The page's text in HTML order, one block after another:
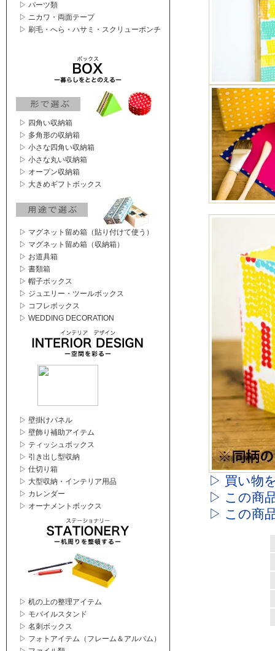
▷ パーツ類
▷ ニカワ・両面テープ
▷ 刷毛・へら・ハサミ・スクリューポンチ
▷ 四角い収納箱
▷ 多角形の収納箱
▷ 小さな四角い収納箱
▷ 小さな丸い収納箱
▷ オープン収納箱
▷ 大きめギフトボックス
▷ マグネット留め箱（貼り付けて使う）
▷ マグネット留め箱（収納箱）
▷ お道具箱
▷ 書類箱
▷ 帽子ボックス
▷ ジュエリー・ツールボックス
▷ コフレボックス
▷ WEDDING DECORATION
▷ 壁掛けパネル
▷ 壁飾り補助アイテム
▷ ティッシュボックス
▷ 引き出し型収納
▷ 仕切り箱
▷ 大型収納・インテリア用品
▷ カレンダー
▷ オーナメントボックス
▷ 机の上の整理アイテム
▷ モバイルスタンド
▷ 名刺ボックス
▷ フォトアイテム（フレーム＆アルバム）
▷ 買い物
▷ この商
▷ この商